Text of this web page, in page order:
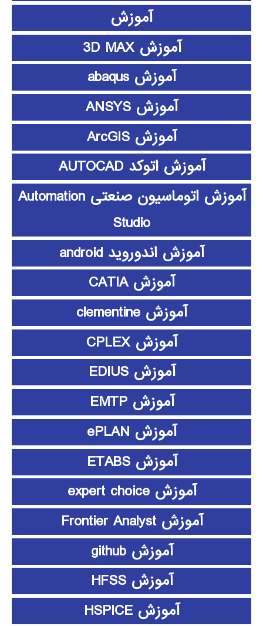
آموزش
آموزش 3D MAX
آموزش abaqus
آموزش ANSYS
آموزش ArcGIS
آموزش اتوکد AUTOCAD
آموزش اتوماسیون صنعتی Automation
Studio
آموزش اندوروید android
آموزش CATIA
آموزش clementine
آموزش CPLEX
آموزش EDIUS
آموزش EMTP
آموزش ePLAN
آموزش ETABS
آموزش expert choice
آموزش Frontier Analyst
آموزش github
آموزش HFSS
آموزش HSPICE